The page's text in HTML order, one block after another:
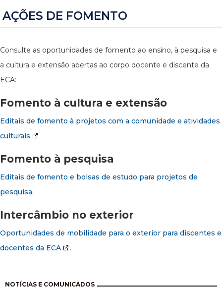
AÇÕES DE FOMENTO
Consulte as oportunidades de fomento ao ensino, à pesquisa e
a cultura e extensão abertas ao corpo docente e discente da
ECA:
Fomento à cultura e extensão
Editais de fomento à projetos com a comunidade e atividades
culturais
Fomento à pesquisa
Editais de fomento e bolsas de estudo para projetos de
pesquisa.
Intercâmbio no exterior
Oportunidades de mobilidade para o exterior para discentes e
docentes da ECA
.
NOTÍCIAS E COMUNICADOS
Paginação